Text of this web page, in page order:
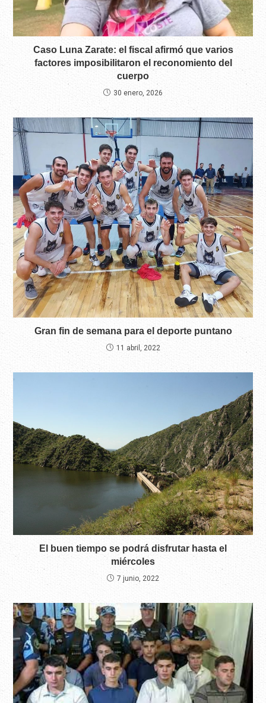
Caso Luna Zarate: el fiscal afirmó que varios
factores imposibilitaron el reconomiento del
cuerpo
30 enero, 2026
Gran fin de semana para el deporte puntano
11 abril, 2022
El buen tiempo se podrá disfrutar hasta el
miércoles
7 junio, 2022